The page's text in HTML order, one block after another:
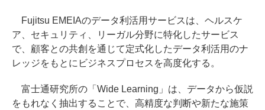
Fujitsu EMEIAのデータ利活用サービスは、ヘルスケ
ア、セキュリティ、リーガル分野に特化したサービス
で、顧客との共創を通じて定式化したデータ利活用のナ
レッジをもとにビジネスプロセスを高度化する。
富士通研究所の「Wide Learning」は、データから仮説
をもれなく抽出することで、高精度な判断や新たな施策